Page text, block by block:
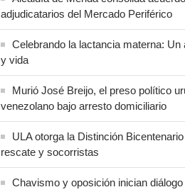
adjudicatarios del Mercado Periférico
Celebrando la lactancia materna: Un
y vida
Murió José Breijo, el preso político
venezolano bajo arresto domiciliario
ULA otorga la Distinción
rescate y socorristas
Chavismo y oposición inician